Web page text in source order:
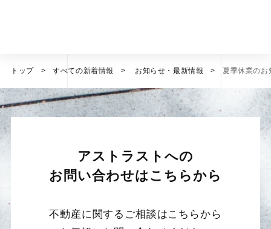
トップ すべての新着情報 お知らせ・最新情報 夏季休業のお
アストラストへの
お問い合わせは こちらから
不動産に関するご相談はこちらから